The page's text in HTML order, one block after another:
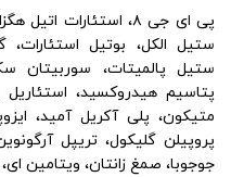
پی ای جی ۸، استئارات
ستیل الکل، بوتیل استئارات،
ستیل پالمیتات، سوربیتان
پتاسیم هیدروکسید، استئاریل
متیکون، پلی آکریل آمید،
پروپیلن گلیکول، تریپل
جوجوبا، صمغ زانتان، ویتامین